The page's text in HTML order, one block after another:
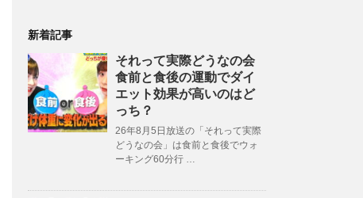
新着記事
それって実際どうなの会
食前と食後の運動でダイ
エット効果が高いのはど
っち？
26年8月5日放送の「それって実際
どうなの会」は食前と食後でウォ
ーキング60分行 …